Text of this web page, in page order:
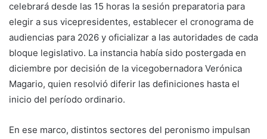
celebrará desde las 15 horas la sesión preparatoria para
elegir a sus vicepresidentes, establecer el cronograma de
audiencias para 2026 y oficializar a las autoridades de cada
bloque legislativo. La instancia había sido postergada en
diciembre por decisión de la vicegobernadora Verónica
Magario, quien resolvió diferir las definiciones hasta el
inicio del período ordinario.
En ese marco, distintos sectores del peronismo impulsan